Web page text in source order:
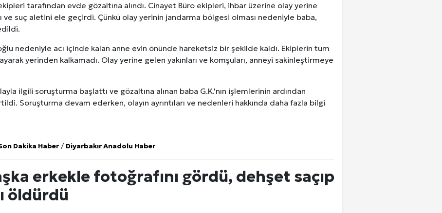
tarafından evde gözaltına alındı. Cinayet Büro ekipleri, ihbar üzerine olay yerine
ve suç aletini ele geçirdi. Çünkü olay yerinin jandarma bölgesi olması nedeniyle baba,
nedeniyle acı içinde kalan anne evin önünde hareketsiz bir şekilde kaldı. Ekiplerin tüm
yerinden kalkamadı. Olay yerine gelen yakınları ve komşuları, anneyi sakinleştirmeye
ilgili soruşturma başlattı ve gözaltına alınan baba G.K.'nın işlemlerinin ardından
Soruşturma devam ederken, olayın ayrıntıları ve nedenleri hakkında daha fazla bilgi
Dakika Haber / Diyarbakır Anadolu Haber
erkekle fotoğrafını gördü, dehşet saçıp
öldürdü